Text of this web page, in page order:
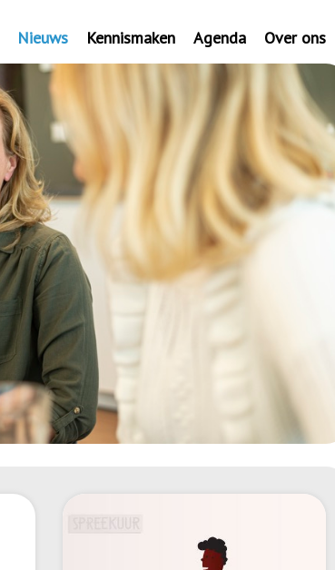
Nieuws Kennismaken Agenda Over ons